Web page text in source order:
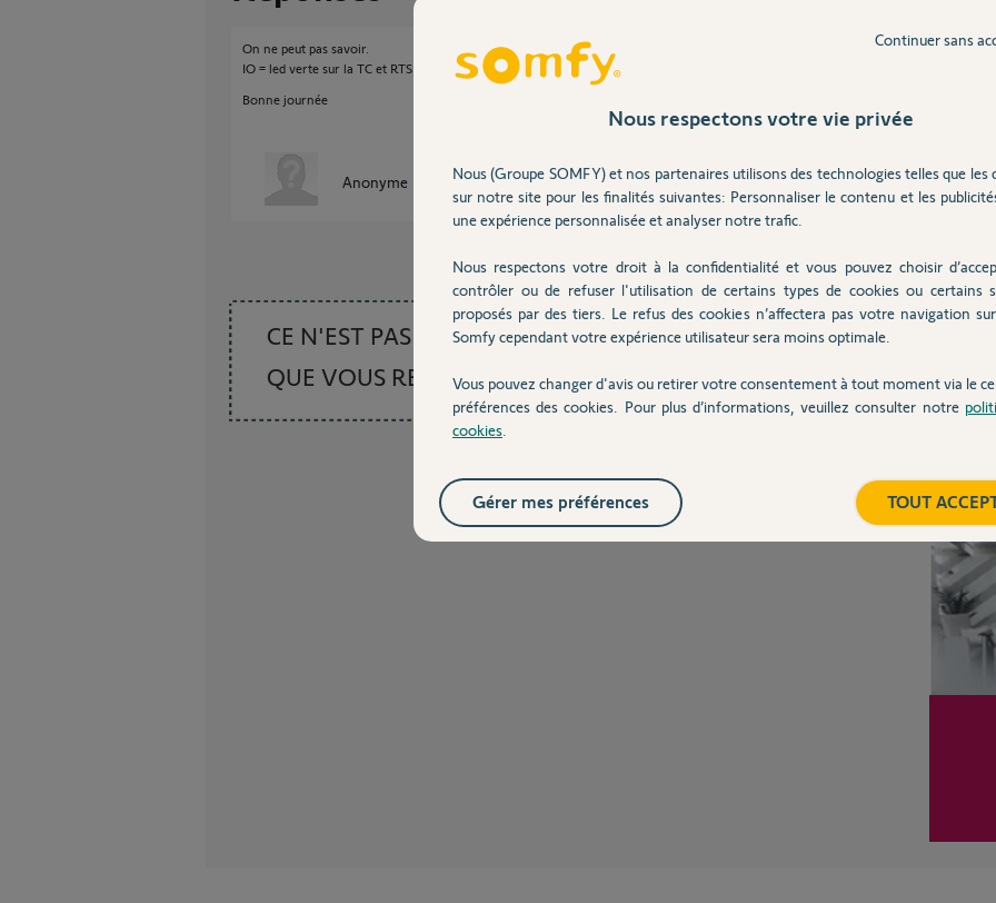
On ne peut pas savoir.
IO = led verte sur la TC et RTS = led rouge sur la TC.
Bonne journée
Anonyme il y a environ 2 ans
CE N'EST PAS CE
QUE VOUS RECHERCHEZ
4réponses
Nous respectons votre vie privée
Nous (Groupe SOMFY) et nos partenaires utilisons des technologies telles que les
sur notre site pour les finalités suivantes: Personnaliser le contenu et les
une expérience personnalisée et analyser notre trafic.
Nous respectons votre droit à la confidentialité et vous pouvez choisir
contrôler ou de refuser l'utilisation de certains types de cookies ou certains
proposés par des tiers. Le refus des cookies n’affectera pas votre navigation
Somfy cependant votre expérience utilisateur sera moins optimale.
Vous pouvez changer d'avis ou retirer votre consentement à tout moment via le
préférences des cookies. Pour plus d’informations, veuillez consulter notre
cookies
Continuer sans
TOUT
Gérer mes préférences